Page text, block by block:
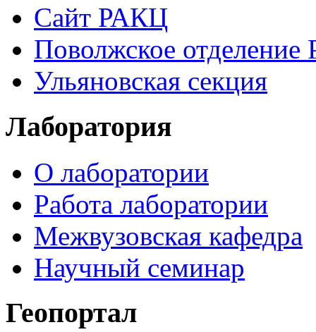
Сайт РАКЦ
Поволжское
Ульяновская секция
Лаборатория
О лаборатории
Работа лаборатории
Межвузовская кафедра
Научный семинар
Геопортал